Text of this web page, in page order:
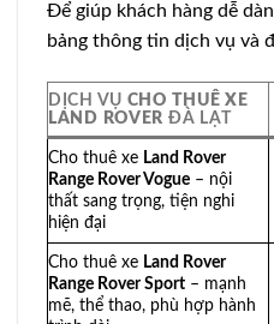
Để giúp khách hàng dễ
bảng thông tin dịch vụ và
DỊCH VỤ CHO THUÊ XE
LAND ROVER ĐÀ LẠT
Cho thuê xe Land Rover
Range Rover Vogue – nội
thất sang trọng, tiện nghi
hiện đại
Cho thuê xe Land Rover
Range Rover Sport – mạnh
mẽ, thể thao, phù hợp hành